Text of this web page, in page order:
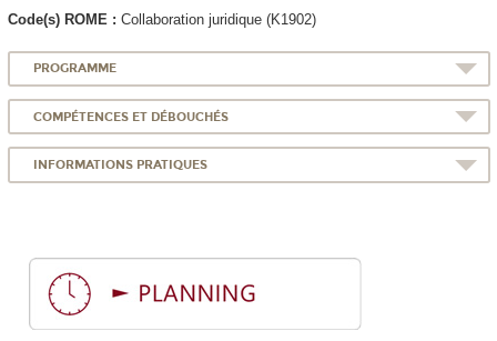
Code(s) ROME : Collaboration juridique (K1902)
PROGRAMME
COMPÉTENCES ET DÉBOUCHÉS
INFORMATIONS PRATIQUES